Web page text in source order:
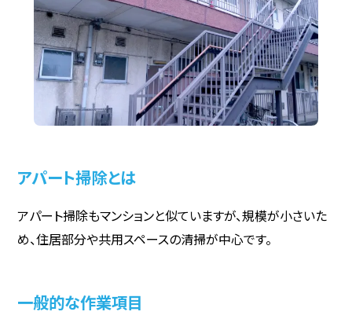
アパート掃除とは
アパート掃除もマンションと似ていますが、規模が小さいた
め、住居部分や共用スペースの清掃が中心です。
一般的な作業項目